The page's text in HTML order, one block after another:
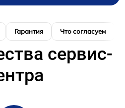
Гарантия Что согласуем
сервис-